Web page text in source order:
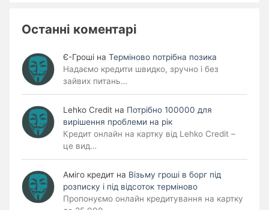
Останні коментарі
Є-Гроші на Терміново потрібна позика
Надаємо кредити швидко, зручно і без
зайвих питань…
Lehko Сredit на Потрібно 100000 для
вирішення проблеми на рік
Кредит онлайн на картку від Lehko Credit –
це вид…
Аміго кредит на Візьму гроші в борг під
розписку і під відсоток терміново
Пропонуємо онлайн кредитування на картку